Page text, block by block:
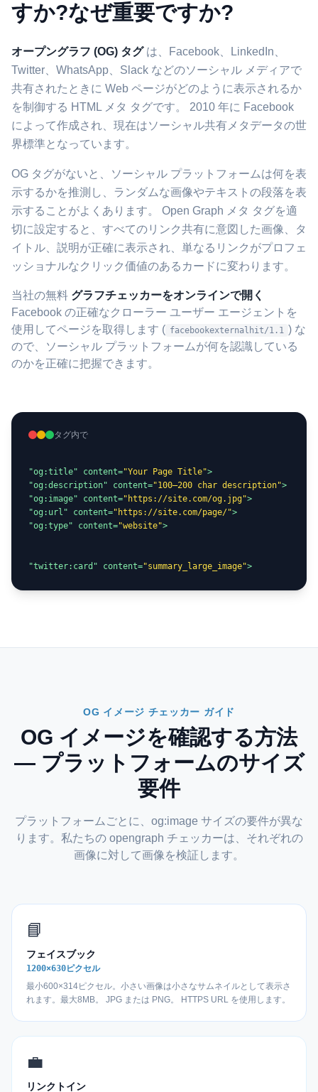
すか?なぜ重要ですか?
オープングラフ (OG) タグは、Facebook、LinkedIn、
Twitter、WhatsApp、Slack などのソーシャル メディアで
共有されたときに Web ページがどのように表示されるか
を制御する HTML メタ タグです。 2010 年に Facebook
によって作成され、現在はソーシャル共有メタデータの世
界標準となっています。
OG タグがないと、ソーシャル プラットフォームは何を表
示するかを推測し、ランダムな画像やテキストの段落を表
示することがよくあります。 Open Graph メタ タグを適
切に設定すると、すべてのリンク共有に意図した画像、タ
イトル、説明が正確に表示され、単なるリンクがプロフェ
ッショナルなクリック価値のあるカードに変わります。
当社の無料 グラフチェッカーをオンラインで開く
Facebook の正確なクローラー ユーザー エージェントを
使用してページを取得します ( facebookexternalhit/1.1 ) な
ので、ソーシャル プラットフォームが何を認識している
のかを正確に把握できます。
タグ内で
"og:title" content="Your Page Title"
"og:description" content="100–200 char description"
"og:image" content="https://site.com/og.jpg"
"og:url" content="https://site.com/page/"
"og:type" content="website">
"twitter:card" content="summary_large_image">
OG イメージ チェッカー ガイド
OG イメージを確認する方法
— プラットフォームのサイズ
要件
プラットフォームごとに、og:image サイズの要件が異な
ります。私たちの opengraph チェッカーは、それぞれの
画像に対して画像を検証します。
📘
フェイスブック
1200×630ピクセル
最小600×314ピクセル。小さい画像は小さなサムネイルとして表示さ
れます。最大8MB。 JPG または PNG。 HTTPS URL を使用します。
💼
リンクトイン